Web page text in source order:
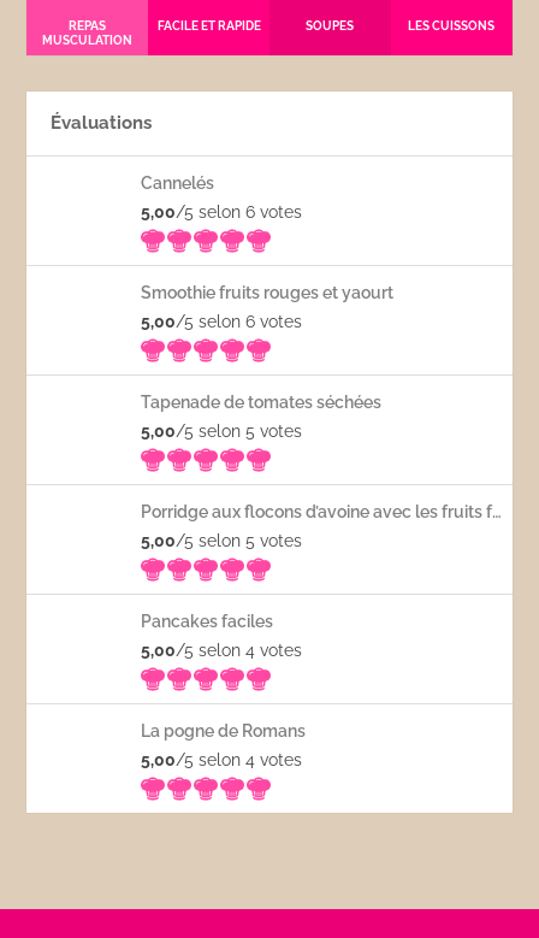
REPAS
MUSCULATION
FACILE ET RAPIDE SOUPES LES CUISSONS
Évaluations
Cannelés
5,00/5 selon 6votes
Smoothie fruits rouges et yaourt
5,00/5 selon 6votes
Tapenade de tomates séchées
5,00/5 selon 5votes
Porridge aux flocons d’avoine avec les fruits frais
5,00/5 selon 5votes
Pancakes faciles
5,00/5 selon 4votes
La pogne de Romans
5,00/5 selon 4votes